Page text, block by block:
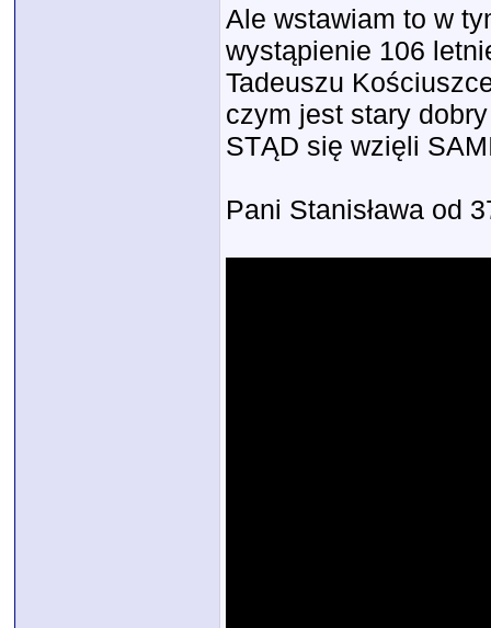
Ale wstawiam to w
wystąpienie 106
Tadeuszu
czym jest stary
STĄD się wzięli
Pani Stanisława od